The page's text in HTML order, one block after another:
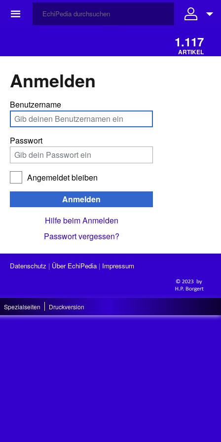
☰
1.117
ARTIKEL
Anmelden
Benutzername
Passwort
Angemeldet bleiben
Anmelden
Hilfe beim Anmelden
Passwort vergessen?
Datenschutz Über EchiPedia Impressum
Spezialseiten Druckversion